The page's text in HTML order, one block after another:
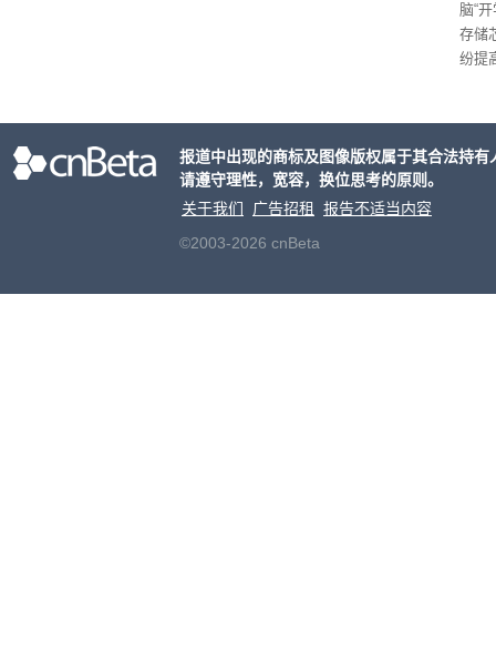
脑“
存储
纷提
报道中出现的商标及图像版权属于其合法持
请遵守理性，宽容，换位思考的原则。
关于我们
广告招租
报告不适当内容
©2003-2026 cnBeta